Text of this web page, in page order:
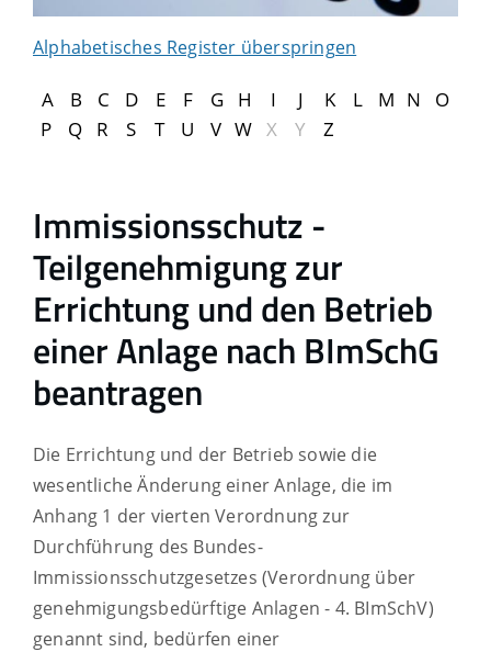
Alphabetisches Register überspringen
A B C D E F G H I J K L M N
O
P
Q R S T U V W X Y Z
Immissionsschutz -
Teilgenehmigung zur
Errichtung und den Betrieb
einer Anlage nach BImSchG
beantragen
Die Errichtung und der Betrieb sowie die
wesentliche Änderung einer Anlage, die im
Anhang 1 der vierten Verordnung zur
Durchführung des Bundes-
Immissionsschutzgesetzes (Verordnung über
genehmigungsbedürftige Anlagen - 4. BImSchV)
genannt sind, bedürfen einer